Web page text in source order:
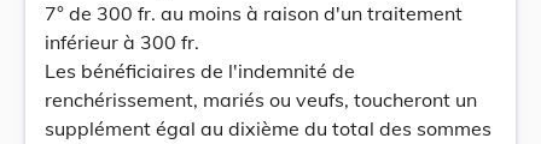
7° de 300 fr. au moins à raison d'un traitement
inférieur à 300 fr.
Les bénéficiaires de l'indemnité de
renchérissement, mariés ou veufs, toucheront un
supplément égal au dixième du total des sommes